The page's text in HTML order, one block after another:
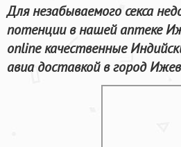
Для незабываемого секса
потенции в нашей аптеке
online качественные
авиа доставкой в город